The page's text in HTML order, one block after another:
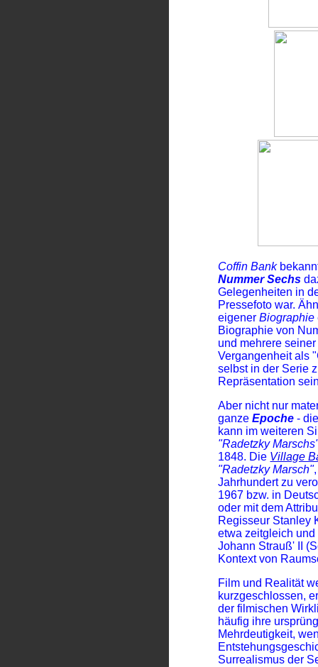
Coffin Bank
Nummer Sechs
Gelegenheiten in
Pressefoto war.
eigenerBiographie
Biographie von
und mehrere
Vergangenheit als
selbst in der Serie
Repräsentation
Aber nicht nur
ganzeEpoche -
kann im weiteren
"Radetzky
1848. Die Village
"Radetzky Marsch"
Jahrhundert zu
1967 bzw. in
oder mit dem
Regisseur Stanley
etwa zeitgleich
Johann Strauß' II
Kontext von
Film und Realität
kurzgeschlossen,
der filmischen
häufig ihre
Mehrdeutigkeit,
Surrealismus der